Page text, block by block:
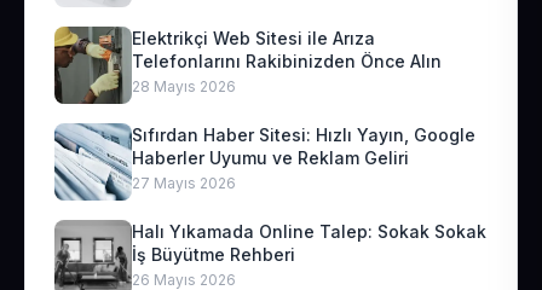
Elektrikçi Web Sitesi ile Arıza
Telefonlarını Rakibinizden Önce Alın
28 Mayıs 2026
Sıfırdan Haber Sitesi: Hızlı Yayın, Google
Haberler Uyumu ve Reklam Geliri
27 Mayıs 2026
Halı Yıkamada Online Talep: Sokak Sokak
İş Büyütme Rehberi
26 Mayıs 2026